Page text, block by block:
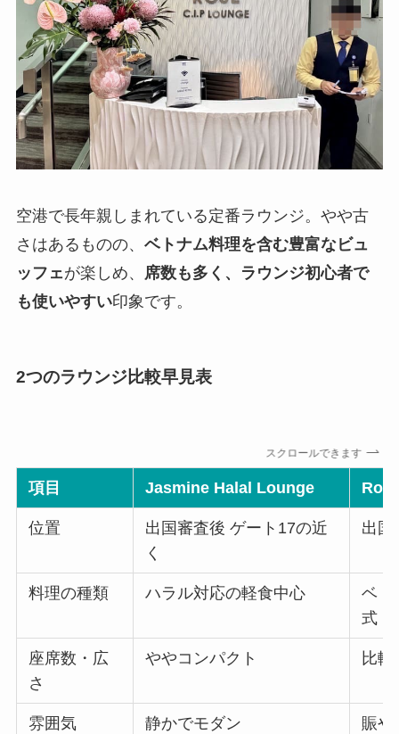
空港で長年親しまれている定番ラウンジ。やや古
さはあるものの、 ベトナム料理を含む豊富なビュ
ッフェが楽しめ、 席数も多く、ラウンジ初心者で
も使いやすい印象です。
2つのラウンジ比較早見表
スクロールできます
項目 Jasmine Halal Lounge
位置
出国審査後 ゲート17の近
く
出国
料理の種類 ハラル対応の軽食中心
ベト
式
座席数・広
さ
ややコンパクト 比較
雰囲気 静かでモダン 賑や